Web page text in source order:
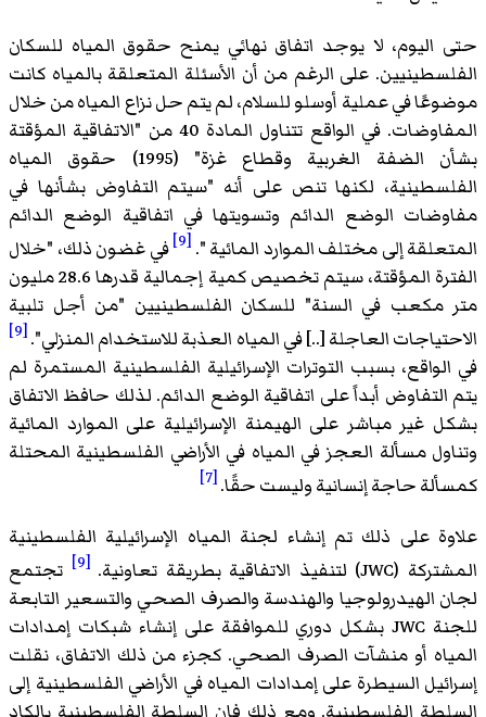
حتى اليوم، لا يوجد اتفاق نهائي يمنح حقوق المياه للسكان
الفلسطينيين. على الرغم من أن الأسئلة المتعلقة بالمياه كانت
موضوعًا في عملية أوسلو للسلام، لم يتم حل نزاع المياه من خلال
المفاوضات. في الواقع تتناول المادة 40 من "الاتفاقية المؤقتة
بشأن الضفة الغربية وقطاع غزة" (1995) حقوق المياه
الفلسطينية، لكنها تنص على أنه "سيتم التفاوض بشأنها في
مفاوضات الوضع الدائم وتسويتها في اتفاقية الوضع الدائم
المتعلقة إلى مختلف الموارد المائية ". [9]
في غضون ذلك، "خلال
الفترة المؤقتة، سيتم تخصيص كمية إجمالية قدرها 28.6 مليون
متر مكعب في السنة" للسكان الفلسطينيين "من أجل تلبية
الاحتياجات العاجلة [..] في المياه العذبة للاستخدام المنزلي".[9]
في الواقع، بسبب التوترات الإسرائيلية الفلسطينية المستمرة لم
يتم التفاوض أبداً على اتفاقية الوضع الدائم. لذلك حافظ الاتفاق
بشكل غير مباشر على الهيمنة الإسرائيلية على الموارد المائية
وتناول مسألة العجز في المياه في الأراضي الفلسطينية المحتلة
كمسألة حاجة إنسانية وليست حقًا.[7]
علاوة على ذلك تم إنشاء لجنة المياه الإسرائيلية الفلسطينية
المشتركة (JWC) لتنفيذ الاتفاقية بطريقة تعاونية.
[9]
تجتمع
لجان الهيدرولوجيا والهندسة والصرف الصحي والتسعير التابعة
للجنة JWC بشكل دوري للموافقة على إنشاء شبكات إمدادات
المياه أو منشآت الصرف الصحي. كجزء من ذلك الاتفاق، نقلت
إسرائيل السيطرة على إمدادات المياه في الأراضي الفلسطينية إلى